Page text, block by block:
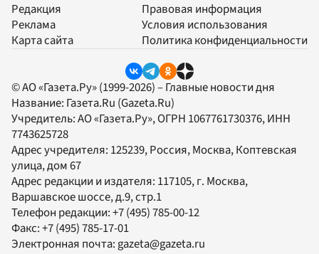
Редакция
Реклама
Карта сайта
Правовая информация
Условия использования
Политика конфиденциальности
© АО «Газета.Ру» (1999-2026) – Главные новости дня
Название: Газета.Ru (Gazeta.Ru)
Учредитель:АО «Газета.Ру», ОГРН 1067761730376, ИНН
7743625728
Адрес учредителя: 125239, Россия, Москва, Коптевская
улица, дом 67
Адрес редакции и издателя: 117105, г. Москва,
Варшавское шоссе, д.9, стр.1
Телефон редакции:+7 (495) 785-00-12
Факс:+7 (495) 785-17-01
Электронная почта:gazeta@gazeta.ru